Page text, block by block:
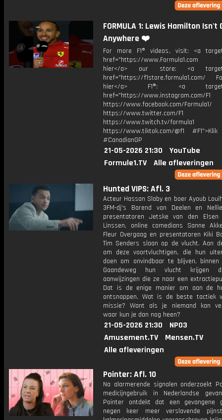
FORMULA 1: Lewis Hamilton Isn't
Anywhere ❤️
For more F1® videos, visit: <a
href="https://www.Formula1.com
hier</a> our store: <a
href="https://f1store.formula1.com/
hier</a> F1®: <a
href="https://www.instagram.com/F1
https://www.facebook.com/Formula1/
https://www.twitter.com/F1
https://www.twitch.tv/formula1
https://www.tiktok.com/@f1
#CanadianGP
21-05-2026 21:30
YouTube
Formule1.TV
Alle afleveringen
Hunted VIPS: Afl. 3
Acteur Hassan Slaby en boer Ayoub
3FM-dj's Barend van Deelen en
presentatoren Jetske van den
Linssen, online comedians Sanne
Fleur Overgaag en presentatoren Kiki
Tim Senders slaan op de vlucht. Aan
om deze voortvluchtigen, die hun
doen om onvindbaar te blijven,
Gaandeweg hun vlucht krijgen
aanwijzingen die ze naar een
Dat is de enige manier om aan de
ontsnappen. Wat is de beste tactiek
missie? Want als je niemand kan
waar kun je dan nog heen?
21-05-2026 21:30
NPO3
Amusement.TV
Mensen.TV
Alle afleveringen
Pointer: Afl. 10
Na alarmerende signalen onderzoekt
medicijngebruik in Nederlandse
Pointer ontdekt dat een gevangene
negen keer meer verslavende